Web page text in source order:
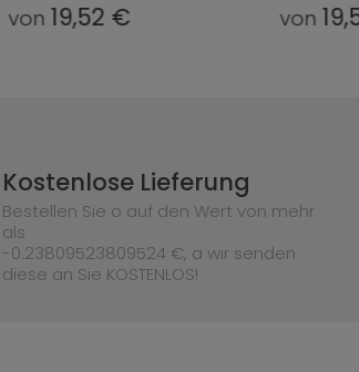
von19,52 € von
Kostenlose Lieferung
Bestellen Sie o auf den Wert von mehr
als
-0.23809523809524 €, a wir senden
diese an Sie KOSTENLOS!